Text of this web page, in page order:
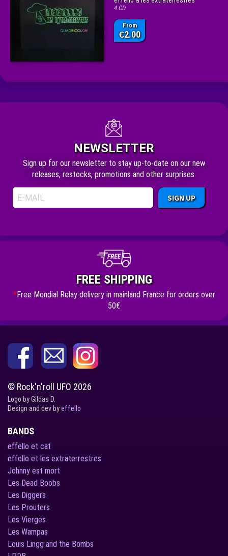
4 CD
From
€2.00
NEWSLETTER
Sign up for our newsletter to stay up-to-date on our new
releases, restocks, promotions and other surprises.
SIGN UP
FREE SHIPPING
*Free Mondial Relay delivery in mainland France for orders over
50€
© Rock'n'roll UFO 2026
Logo by Gildas D.
Design and dev byeffello
BANDS
effello et cat
effello et les extraterrestres
Johnny est mort
Les Dead Boobs
Les Diggers
Les Prouters
Les Vierges
Les Wampas
Louis Lingg and the Bombs